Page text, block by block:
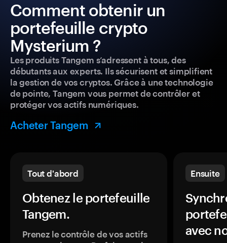
Comment obtenir un
portefeuille crypto
Mysterium ?
Les produits Tangem s’adressent à tous, des
débutants aux experts. Ils sécurisent et simplifient
la gestion de vos cryptos. Grâce à une technologie
de pointe, Tangem vous permet de contrôler et
protéger vos actifs numériques.
Acheter Tangem
Tout d'abord
Obtenez le portefeuille
Tangem.
Prenez le contrôle de vos actifs
Ensuite
avec